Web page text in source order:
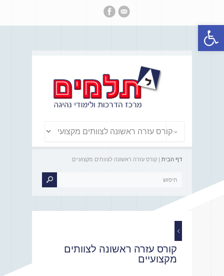
פתח סרגל נגישות
דף הבית | קורס עזרה ראשונה לצוותים מקצועיים
קורס עזרה ראשונה לצוותים
מקצועיים